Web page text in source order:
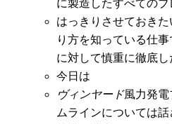
に製造したすべての
はっきりさせておき
り方を知っている仕
に対して慎重に徹底
今日は
ヴィンヤード風力発電
ムラインについては話